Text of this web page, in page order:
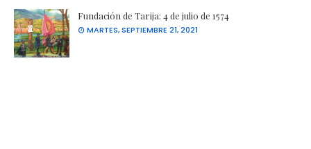
Fundación de Tarija: 4 de julio de 1574
MARTES, SEPTIEMBRE 21, 2021